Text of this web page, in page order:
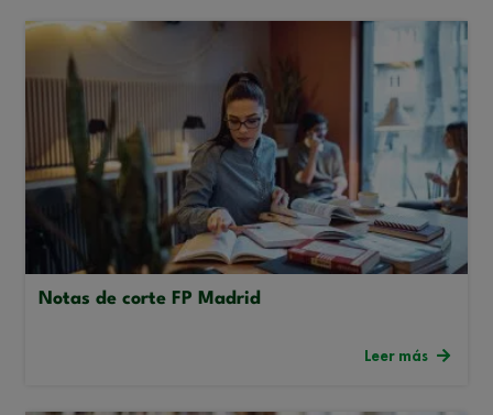
Notas de corte FP Madrid
Leer más